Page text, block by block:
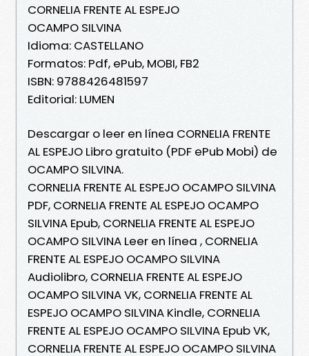
CORNELIA FRENTE AL ESPEJO
OCAMPO SILVINA
Idioma: CASTELLANO
Formatos: Pdf, ePub, MOBI, FB2
ISBN: 9788426481597
Editorial: LUMEN
Descargar o leer en línea CORNELIA FRENTE
AL ESPEJO Libro gratuito (PDF ePub Mobi) de
OCAMPO SILVINA.
CORNELIA FRENTE AL ESPEJO OCAMPO SILVINA
PDF, CORNELIA FRENTE AL ESPEJO OCAMPO
SILVINA Epub, CORNELIA FRENTE AL ESPEJO
OCAMPO SILVINA Leer en línea , CORNELIA
FRENTE AL ESPEJO OCAMPO SILVINA
Audiolibro, CORNELIA FRENTE AL ESPEJO
OCAMPO SILVINA VK, CORNELIA FRENTE AL
ESPEJO OCAMPO SILVINA Kindle, CORNELIA
FRENTE AL ESPEJO OCAMPO SILVINA Epub VK,
CORNELIA FRENTE AL ESPEJO OCAMPO SILVINA